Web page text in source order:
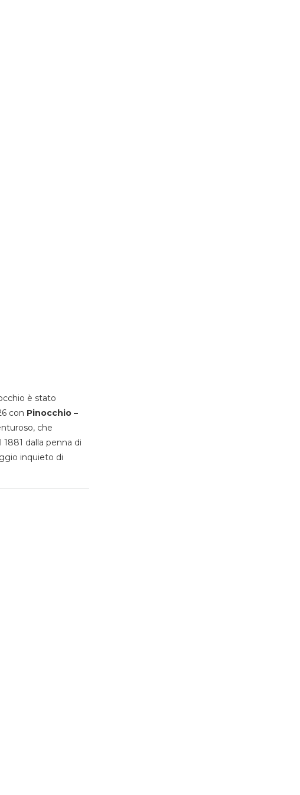
è stato
con Pinocchio –
che
dalla penna di
inquieto di